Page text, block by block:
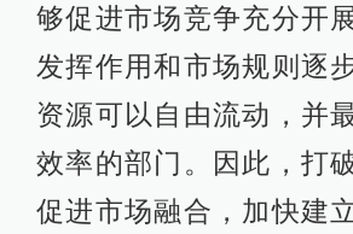
够促进市场竞争充分开
发挥作用和市场规则逐
资源可以自由流动，并
效率的部门。因此，打
促进市场融合，加快建